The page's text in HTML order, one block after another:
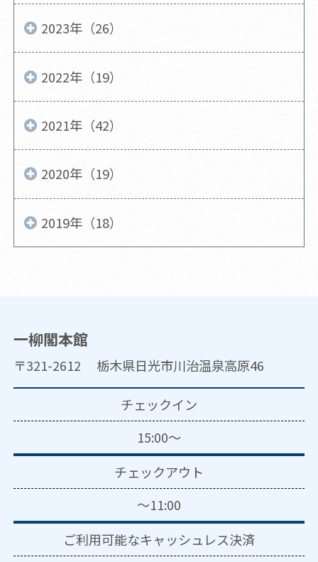
2023年（26）
2022年（19）
2021年（42）
2020年（19）
2019年（18）
一柳閣本館
〒321-2612 栃木県日光市川治温泉高原46
チェックイン
15:00～
チェックアウト
～11:00
ご利用可能なキャッシュレス決済